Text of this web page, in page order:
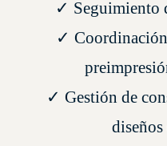
✓ Seguimiento
✓
✓ Gestión de
diseños